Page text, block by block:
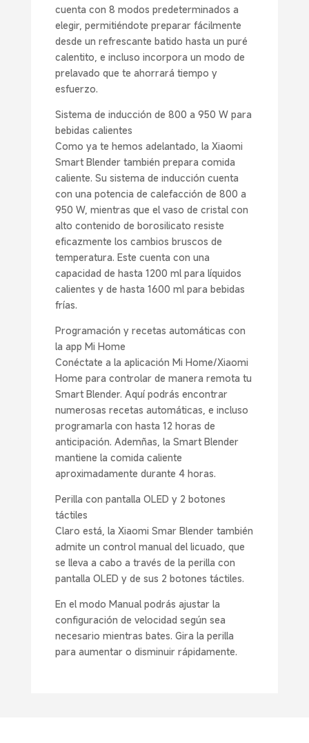
cuenta con 8 modos predeterminados a
elegir, permitiéndote preparar fácilmente
desde un refrescante batido hasta un puré
calentito, e incluso incorpora un modo de
prelavado que te ahorrará tiempo y
esfuerzo.
Sistema de inducción de 800 a 950 W para
bebidas calientes
Como ya te hemos adelantado, la Xiaomi
Smart Blender también prepara comida
caliente. Su sistema de inducción cuenta
con una potencia de calefacción de 800 a
950 W, mientras que el vaso de cristal con
alto contenido de borosilicato resiste
eficazmente los cambios bruscos de
temperatura. Este cuenta con una
capacidad de hasta 1200 ml para líquidos
calientes y de hasta 1600 ml para bebidas
frías.
Programación y recetas automáticas con
la app Mi Home
Conéctate a la aplicación Mi Home/Xiaomi
Home para controlar de manera remota tu
Smart Blender. Aquí podrás encontrar
numerosas recetas automáticas, e incluso
programarla con hasta 12 horas de
anticipación. Ademñas, la Smart Blender
mantiene la comida caliente
aproximadamente durante 4 horas.
Perilla con pantalla OLED y 2 botones
táctiles
Claro está, la Xiaomi Smar Blender también
admite un control manual del licuado, que
se lleva a cabo a través de la perilla con
pantalla OLED y de sus 2 botones táctiles.
En el modo Manual podrás ajustar la
configuración de velocidad según sea
necesario mientras bates. Gira la perilla
para aumentar o disminuir rápidamente.